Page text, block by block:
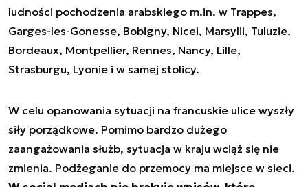
ludności pochodzenia arabskiego m.in. w Trappes,
Garges-les-Gonesse, Bobigny, Nicei, Marsylii, Tuluzie,
Bordeaux, Montpellier, Rennes, Nancy, Lille,
Strasburgu, Lyonie i w samej stolicy.
W celu opanowania sytuacji na francuskie ulice wyszły
siły porządkowe. Pomimo bardzo dużego
zaangażowania służb, sytuacja w kraju wciąż się nie
zmienia. Podżeganie do przemocy ma miejsce w sieci.